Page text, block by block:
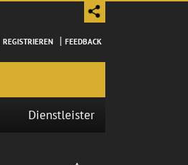
REGISTRIEREN | FEEDBACK
Dienstleister